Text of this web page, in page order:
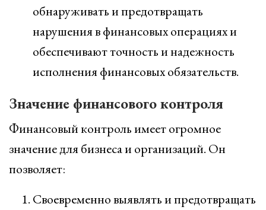
обнаруживать и предотвращать
нарушения в финансовых операциях и
обеспечивают точность и надежность
исполнения финансовых обязательств.
Значение финансового контроля
Финансовый контроль имеет огромное
значение для бизнеса и организаций. Он
позволяет:
Своевременно выявлять и предотвращать